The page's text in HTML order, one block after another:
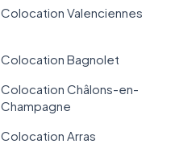
Colocation Valenciennes
Colocation Bagnolet
Colocation Châlons-en-
Champagne
Colocation Arras